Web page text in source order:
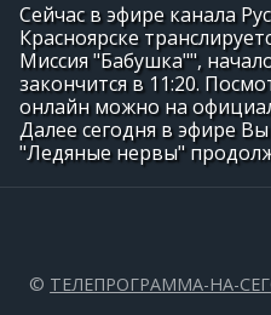
Сейчас в эфире канала
Красноярске
Миссия "Бабушка"",
закончится в 11:20.
онлайн можно на
Далее сегодня в эфире
"Ледяные нервы"
© ТЕЛЕПРОГРАММА-НА-